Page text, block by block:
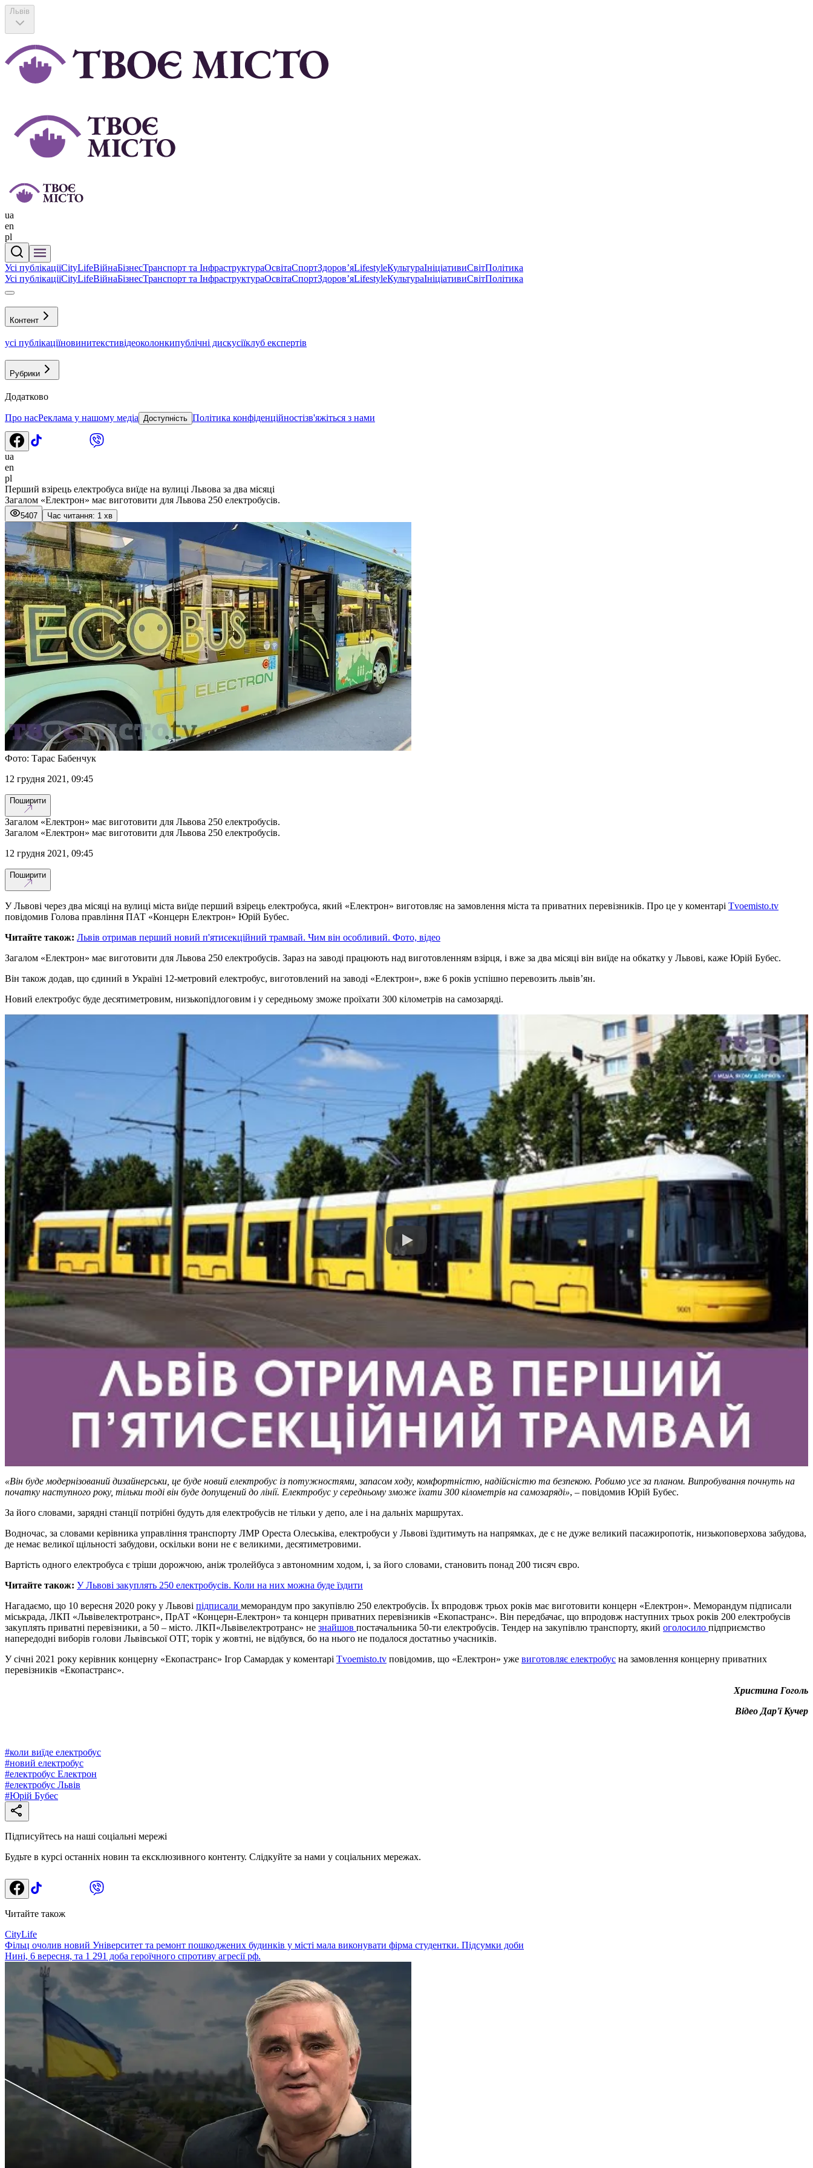
Львів
ua
en
pl
Усі публікаціїCityLifeВійнаБізнесТранспорт та ІнфраструктураОсвітаСпортЗдоровʼяLifestyleКультураІніціативиСвітПолітика
Усі публікаціїCityLifeВійнаБізнесТранспорт та ІнфраструктураОсвітаСпортЗдоровʼяLifestyleКультураІніціативиСвітПолітика
Контент
усі публікаціїновинитекстивідеоколонкипублічні дискусіїклуб експертів
Рубрики
Додатково
Про насРеклама у нашому медіа Доступність Політика конфіденційностізв'яжіться з нами
ua
en
pl
Перший взірець електробуса виїде на вулиці Львова за два місяці
Загалом «Електрон» має виготовити для Львова 250 електробусів.
5407 Час читання: 1 хв
Фото: Тарас Бабенчук
12 грудня 2021, 09:45
Поширити
Загалом «Електрон» має виготовити для Львова 250 електробусів.
Загалом «Електрон» має виготовити для Львова 250 електробусів.
12 грудня 2021, 09:45
Поширити
У Львові через два місяці на вулиці міста виїде перший взірець електробуса, який «Електрон» виготовляє на замовлення міста та приватних перевізників. Про це у коментарі Тvoemisto.tv
повідомив Голова правління ПАТ «Концерн Електрон» Юрій Бубес.
Читайте також: Львів отримав перший новий п'ятисекційний трамвай. Чим він особливий. Фото, відео
Загалом «Електрон» має виготовити для Львова 250 електробусів. Зараз на заводі працюють над виготовленням взірця, і вже за два місяці він виїде на обкатку у Львові, каже Юрій Бубес.
Він також додав, що єдиний в Україні 12-метровий електробус, виготовлений на заводі «Електрон», вже 6 років успішно перевозить львів’ян.
Новий електробус буде десятиметровим, низькопідлоговим і у середньому зможе проїхати 300 кілометрів на самозаряді.
«Він буде модернізований дизайнерськи, це буде новий електробус із потужностями, запасом ходу, комфортністю, надійсністю та безпекою. Робимо усе за планом. Випробування почнуть на
початку наступного року, тільки тоді він буде допущений до лінії. Електробус у середньому зможе їхати 300 кілометрів на самозаряді», – повідомив Юрій Бубес.
За його словами, зарядні станції потрібні будуть для електробусів не тільки у депо, але і на дальніх маршрутах.
Водночас, за словами керівника управління транспорту ЛМР Ореста Олеськіва, електробуси у Львові їздитимуть на напрямках, де є не дуже великий пасажиропотік, низькоповерхова забудова,
де немає великої щільності забудови, оскільки вони не є великими, десятиметровими.
Вартість одного електробуса є тріши дорожчою, аніж тролейбуса з автономним ходом, і, за його словами, становить понад 200 тисяч євро.
Читайте також: У Львові закуплять 250 електробусів. Коли на них можна буде їздити
Нагадаємо, що 10 вересня 2020 року у Львові підписали меморандум про закупівлю 250 електробусів. Їх впродовж трьох років має виготовити концерн «Електрон». Меморандум підписали
міськрада, ЛКП «Львівелектротранс», ПрАТ «Концерн-Електрон» та концерн приватних перевізників «Екопастранс». Він передбачає, що впродовж наступних трьох років 200 електробусів
закуплять приватні перевізники, а 50 – місто. ЛКП«Львівелектротранс» не знайшов постачальника 50-ти електробусів. Тендер на закупівлю транспорту, який оголосило підприємство
напередодні виборів голови Львівської ОТГ, торік у жовтні, не відбувся, бо на нього не подалося достатньо учасників.
У січні 2021 року керівник концерну «Екопастранс» Ігор Самардак у коментарі Тvoemisto.tv повідомив, що «Електрон» уже виготовляє електробус на замовлення концерну приватних
перевізників «Екопастранс».
Христина Гоголь
Відео Дар'ї Кучер
#коли виїде електробус
#новий електробус
#електробус Електрон
#електробус Львів
#Юрій Бубес
Підписуйтесь на наші соціальні мережі
Будьте в курсі останніх новин та ексклюзивного контенту. Слідкуйте за нами у соціальних мережах.
Читайте також
CityLife
Фільц очолив новий Університет та ремонт пошкоджених будинків у місті мала виконувати фірма студентки. Підсумки доби
Нині, 6 вересня, та 1 291 доба героїчного спротиву агресії рф.